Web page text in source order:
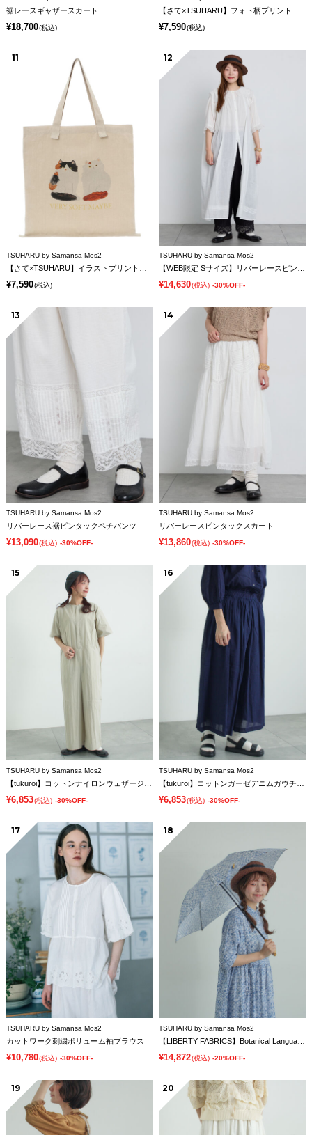
裾レースギャザースカート
¥18,700(税込) ¥7,590(税込)
11
TSUHARU by Samansa Mos2
¥7,590(税込)
12
TSUHARU by Samansa Mos2
¥14,630(税込) -30%OFF-
13
TSUHARU by Samansa Mos2
リバーレース裾ピンタックペチパンツ
¥13,090(税込) -30%OFF-
14
TSUHARU by Samansa Mos2
リバーレースピンタックスカート
¥13,860(税込) -30%OFF-
15
TSUHARU by Samansa Mos2
¥6,853(税込) -30%OFF-
16
TSUHARU by Samansa Mos2
¥6,853(税込) -30%OFF-
17
TSUHARU by Samansa Mos2
カットワーク刺繍ボリューム袖ブラウス
¥10,780(税込) -30%OFF-
18
TSUHARU by Samansa Mos2
¥14,872(税込) -20%OFF-
19 20